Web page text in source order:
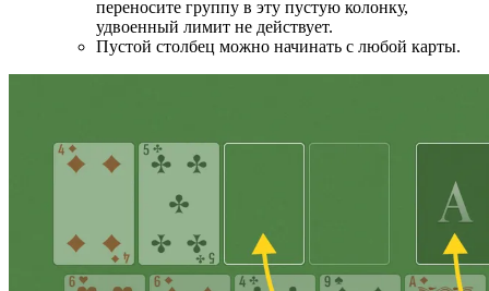
переносите группу в эту пустую колонку,
удвоенный лимит не действует.
Пустой столбец можно начинать с любой карты.